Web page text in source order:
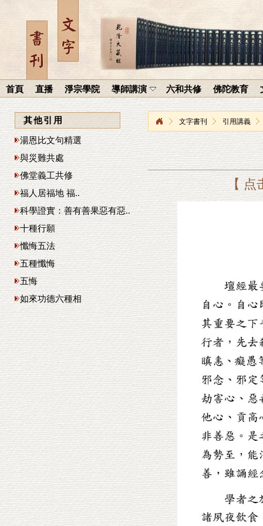
首頁 直播 淨宗學院 導師講演 六和共修 佛陀教育
其他引用
湯恩比文句精選
與災難共處
佛堂義工共修
福人居福地 福..
科學證實：善有善果惡有惡..
十種行願
懺悔五法
五種懺悔
五悔
如來功德六種相
文字書刊 引用講義
【